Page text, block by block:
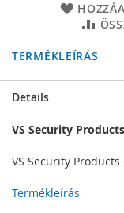
TERMÉKLEÍRÁS
Details
VS Security
VS Security
Termékleírás